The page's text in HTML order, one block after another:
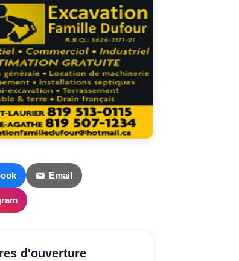
Email
d'ouverture